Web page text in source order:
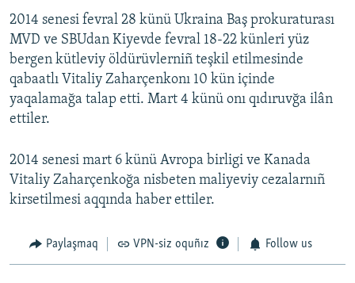
2014 senesi fevral 28 künü Ukraina Baş prokuraturası
MVD ve SBUdan Kiyevde fevral 18-22 künleri yüz
bergen kütleviy öldürüvlerniñ teşkil etilmesinde
qabaatlı Vitaliy Zaharçenkonı 10 kün içinde
yaqalamağa talap etti. Mart 4 künü onı qıdıruvğa ilân
ettiler.
2014 senesi mart 6 künü Avropa birligi ve Kanada
Vitaliy Zaharçenkoğa nisbeten maliyeviy cezalarnıñ
kirsetilmesi aqqında haber ettiler.
Paylaşmaq VPN-siz oquñız Follow us